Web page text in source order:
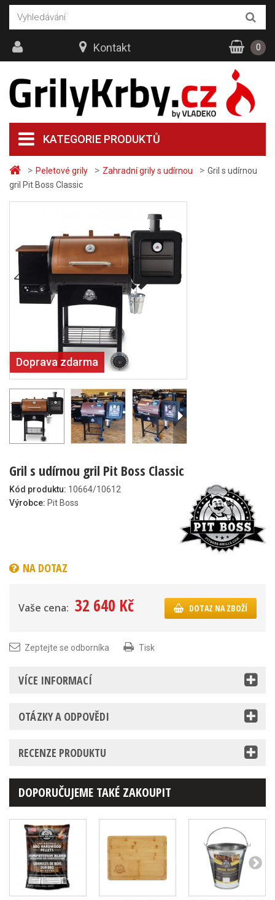
> Peletové grily > Zahradní grily s udírnou > Gril s udírnou
gril Pit Boss Classic
Doprava zdarma
Gril s udírnou gril Pit Boss Classic
Kód produktu: 10664/10612
Výrobce: Pit Boss
NA DOTAZ
Vaše cena: 32 640 Kč DOTAZ NA ZBOŽÍ
Zeptejte se odborníka Tisk
VÍCE INFORMACÍ
OTÁZKY A ODPOVĚDI
RECENZE PRODUKTU
DOPORUČUJEME TAKÉ ZAKOUPIT
KATEGORIE PRODUKTŮ
Kontakt 0